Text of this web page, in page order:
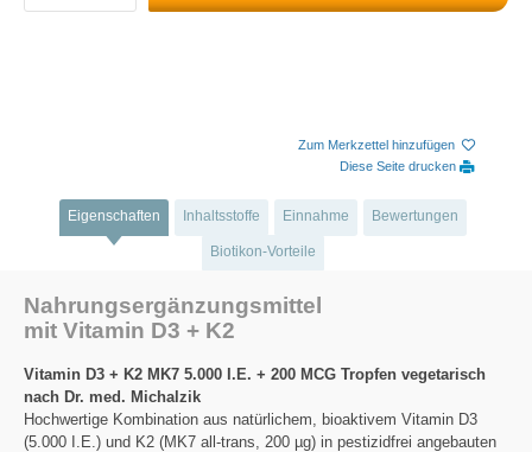
Zum Merkzettel hinzufügen
Diese Seite drucken
Eigenschaften Inhaltsstoffe Einnahme Bewertungen
Biotikon-Vorteile
Nahrungsergänzungsmittel
mit Vitamin D3 + K2
Vitamin D3 + K2 MK7 5.000 I.E. + 200 MCG Tropfen vegetarisch
nach Dr. med. Michalzik
Hochwertige Kombination aus natürlichem, bioaktivem Vitamin D3
(5.000 I.E.) und K2 (MK7 all-trans, 200 µg) in pestizidfrei angebauten